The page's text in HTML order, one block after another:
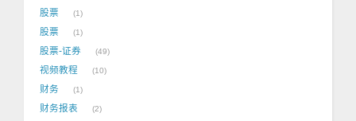
股票 1
股票 1
股票-证券 49
视频教程 10
财务 1
财务报表 2